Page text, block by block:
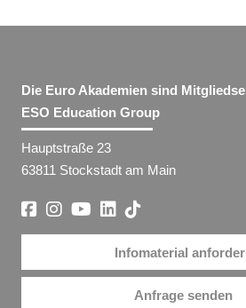
Die Euro Akademien sind
ESO Education Group
Hauptstraße 23
63811 Stockstadt am Main
Infomaterial
Anfrage senden